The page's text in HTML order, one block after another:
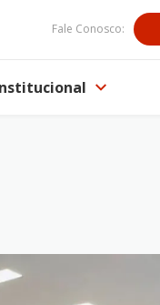
Fale Conosco: